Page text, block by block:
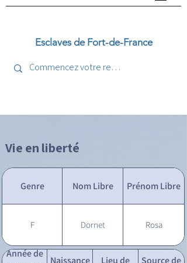
Esclaves de Fort-de-France
Vie en liberté
Genre Nom Libre Prénom Libre
F Dornet Rosa
Année de
Naissance
Lieu de
Source de